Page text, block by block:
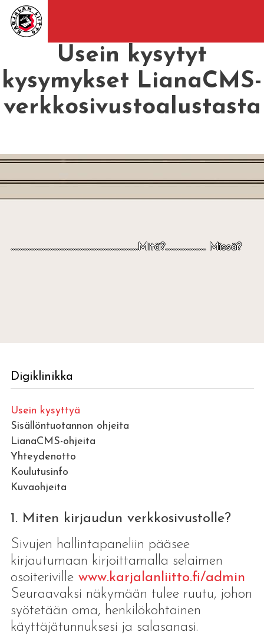
Usein kysytyt
kysymykset LianaCMS-
verkkosivustoalustasta
........................................................................Mitä?....................... Missä?
Digiklinikka
Usein kysyttyä
Sisällöntuotannon ohjeita
LianaCMS-ohjeita
Yhteydenotto
Koulutusinfo
Kuvaohjeita
1. Miten kirjaudun verkkosivustolle?
Sivujen hallintapaneliin pääsee
kirjautumaan kirjoittamalla selaimen
osoiteriville www.karjalanliitto.fi/admin
Seuraavaksi näkymään tulee ruutu, johon
syötetään oma, henkilökohtainen
käyttäjätunnuksesi ja salasanasi.